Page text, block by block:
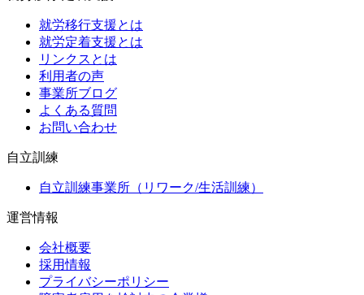
就労移行支援とは
就労定着支援とは
リンクスとは
利用者の声
事業所ブログ
よくある質問
お問い合わせ
自立訓練
自立訓練事業所（リワーク/生活訓練）
運営情報
会社概要
採用情報
プライバシーポリシー